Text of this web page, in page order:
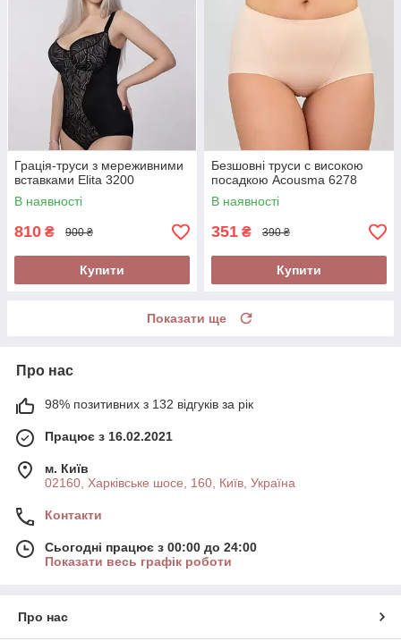
Грація-труси з мереживними
вставками Elita 3200
В наявності
810 ₴ 900 ₴
Купити
Безшовні труси с високою
посадкою Acousma 6278
В наявності
351 ₴ 390 ₴
Купити
Показати ще
Про нас
98% позитивних з 132 відгуків за рік
Працює з 16.02.2021
м. Київ
02160, Харківське шосе, 160, Київ, Україна
Контакти
Сьогодні працює з 00:00 до 24:00
Показати весь графік роботи
Про нас